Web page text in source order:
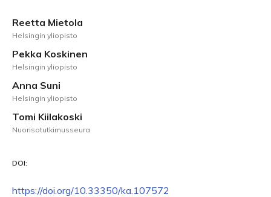
Reetta Mietola
Helsingin yliopisto
Pekka Koskinen
Helsingin yliopisto
Anna Suni
Helsingin yliopisto
Tomi Kiilakoski
Nuorisotutkimusseura
DOI:
https://doi.org/10.33350/ka.107572